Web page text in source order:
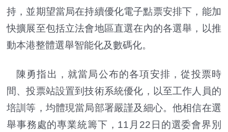
持， 並期望當局在持續優化電子點票安排下， 能加
快擴展至包括立法會地區直選在內的各選舉， 以推
動本港整體選舉智能化及數碼化。
陳勇指出，就當局公布的各項安排，從投票時
間、投票站設置到技術系統優化，以至工作人員的
培訓等， 均體現當局部署嚴謹及細心。他相信在選
舉事務處的專業統籌下，11月22日的選委會界別